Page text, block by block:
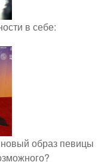
в себе:
образ певицы